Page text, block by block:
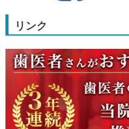
リンク